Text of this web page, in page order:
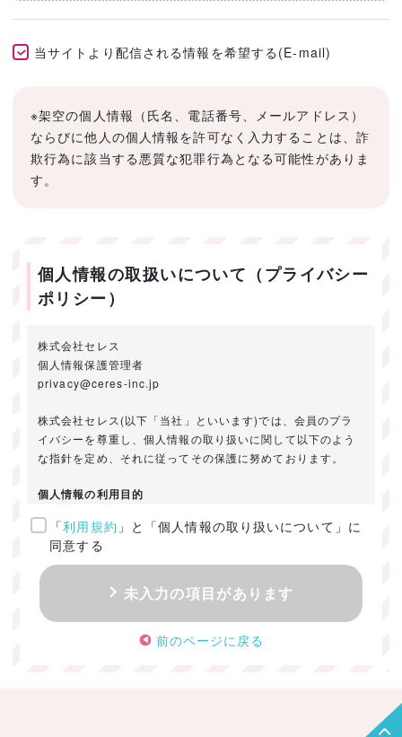
当サイトより配信される情報を希望する(E-mail)
※架空の個人情報（氏名、電話番号、メールアドレス）
ならびに他人の個人情報を許可なく入力することは、詐
欺行為に該当する悪質な犯罪行為となる可能性がありま
す。
個人情報の取扱いについて（プライバシー
ポリシー）
株式会社セレス
個人情報保護管理者
privacy@ceres-inc.jp
株式会社セレス(以下「当社」といいます)では、会員のプラ
イバシーを尊重し、個人情報の取り扱いに関して以下のよう
な指針を定め、それに従ってその保護に努めております。
個人情報の利用目的
ご提供いただきました個人情報は、以下のためにのみ利用い
たします。
・お問い合わせに対する回答及び資料送付のご連絡
・当社のお客様向けサービスの提供
・本人確認
・サービスの開発・改善のための分析
「利用規約 」と「個人情報の取り扱いについて」に
同意する
未入力の項目があります
前のページに戻る